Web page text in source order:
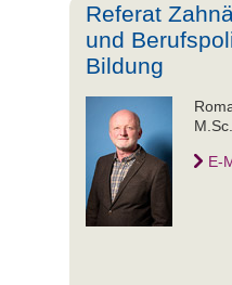
Referat
und
Bildung
M.Sc.
E-